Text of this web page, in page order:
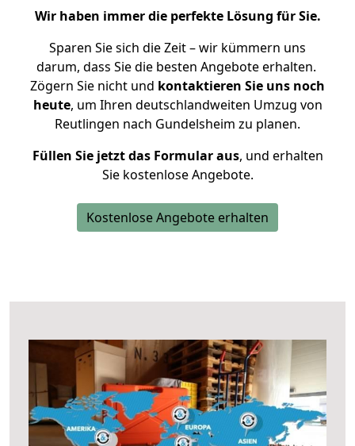
Wir haben immer die perfekte Lösung für Sie.
Sparen Sie sich die Zeit – wir kümmern uns
darum, dass Sie die besten Angebote erhalten.
Zögern Sie nicht und kontaktieren Sie uns noch
heute, um Ihren deutschlandweiten Umzug von
Reutlingen nach Gundelsheim zu planen.
Füllen Sie jetzt das Formular aus, und erhalten
Sie kostenlose Angebote.
Kostenlose Angebote erhalten